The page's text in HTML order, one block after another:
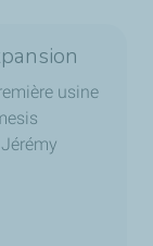
usine